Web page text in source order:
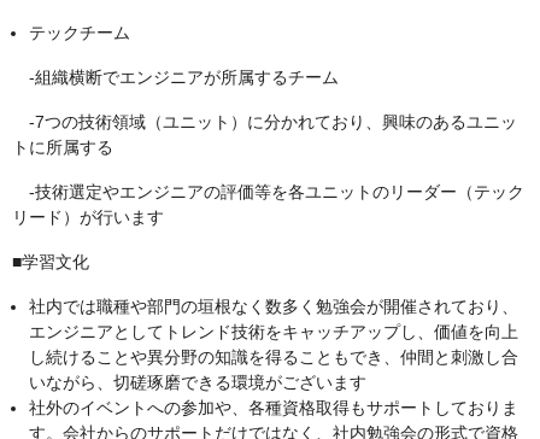
テックチーム
-組織横断でエンジニアが所属するチーム
-7つの技術領域（ユニット）に分かれており、興味のあるユニッ
トに所属する
-技術選定やエンジニアの評価等を各ユニットのリーダー（テック
リード）が行います
■学習文化
社内では職種や部門の垣根なく数多く勉強会が開催されており、
エンジニアとしてトレンド技術をキャッチアップし、価値を向上
し続けることや異分野の知識を得ることもでき、仲間と刺激し合
いながら、切磋琢磨できる環境がございます
社外のイベントへの参加や、各種資格取得もサポートしておりま
す。会社からのサポートだけではなく、社内勉強会の形式で資格